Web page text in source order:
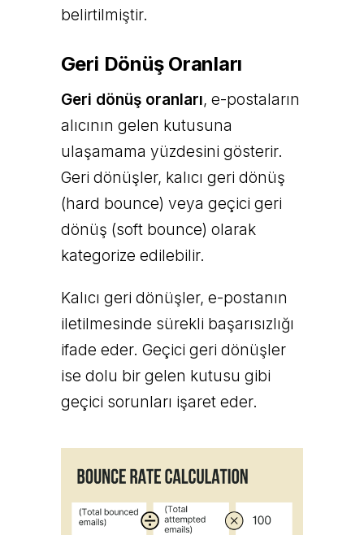
belirtilmiştir.
Geri Dönüş Oranları
Geri dönüş oranları, e-postaların
alıcının gelen kutusuna
ulaşamama yüzdesini gösterir.
Geri dönüşler, kalıcı geri dönüş
(hard bounce) veya geçici geri
dönüş (soft bounce) olarak
kategorize edilebilir.
Kalıcı geri dönüşler, e-postanın
iletilmesinde sürekli başarısızlığı
ifade eder. Geçici geri dönüşler
ise dolu bir gelen kutusu gibi
geçici sorunları işaret eder.